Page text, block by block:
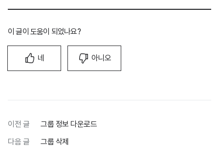
이 글이 도움이 되었나요?
네 아니오
이전 글
그룹 정보 다운로드
다음 글
그룹 삭제